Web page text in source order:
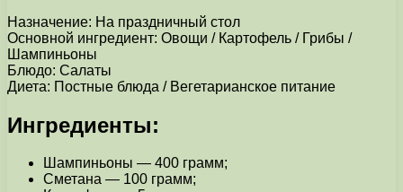
Назначение: На праздничный стол
Основной ингредиент: Овощи / Картофель / Грибы /
Шампиньоны
Блюдо: Салаты
Диета: Постные блюда / Вегетарианское питание
Ингредиенты:
Шампиньоны — 400 грамм;
Сметана — 100 грамм;